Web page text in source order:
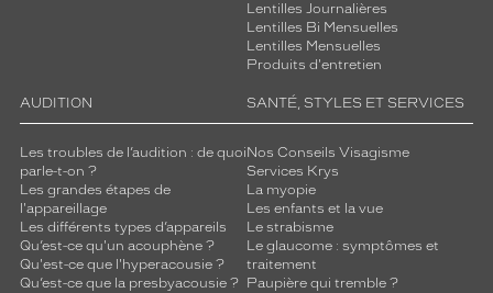
Lentilles Journalières
Lentilles Bi Mensuelles
Lentilles Mensuelles
Produits d'entretien
AUDITION
Les troubles de l’audition : de quoi
parle-t-on ?
Les grandes étapes de
l'appareillage
Les différents types d’appareils
Qu’est-ce qu'un acouphène ?
Qu'est-ce que l'hyperacousie ?
Qu’est-ce que la presbyacousie ?
SANTÉ, STYLES ET SERVICES
Nos Conseils Visagisme
Services Krys
La myopie
Les enfants et la vue
Le strabisme
Le glaucome : symptômes et
traitement
Paupière qui tremble ?